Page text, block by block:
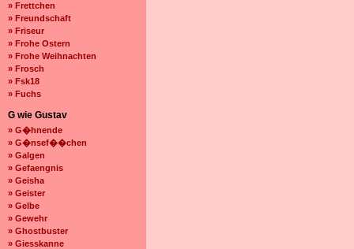
» Frettchen
» Freundschaft
» Friseur
» Frohe Ostern
» Frohe Weihnachten
» Frosch
» Fsk18
» Fuchs
G wie Gustav
» G�hnende
» G�nsef��chen
» Galgen
» Gefaengnis
» Geisha
» Geister
» Gelbe
» Gewehr
» Ghostbuster
» Giesskanne